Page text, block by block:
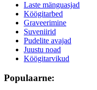
Laste mänguasjad
Köögitarbed
Graveerimine
Suveniirid
Pudelite avajad
Juustu noad
Köögitarvikud
Populaarne: